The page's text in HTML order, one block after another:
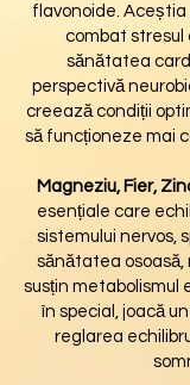
flavonoide. Aceștia
combat stresul
sănătatea
perspectivă
creează condiții
să funcționeze mai
Magneziu, Fier,
esențiale care
sistemului nervos,
sănătatea
susțin metabolismul
în special, joacă
reglarea